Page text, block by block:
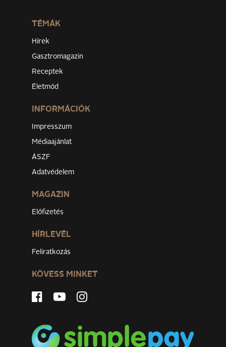
TÉMÁK
Hírek
Gasztromagazin
Receptek
Életmód
INFORMÁCIÓK
Impresszum
Médiaajánlat
ÁSZF
Adatvédelem
MAGAZIN
Előfizetés
HÍRLEVÉL
Feliratkozás
KÖVESS MINKET